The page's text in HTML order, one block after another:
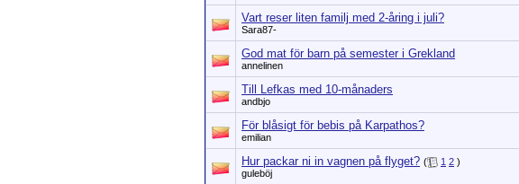
Vart reser liten familj med 2-åring i juli?
Sara87-
God mat för barn på semester i Grekland
annelinen
Till Lefkas med 10-månaders
andbjo
För blåsigt för bebis på Karpathos?
emilian
Hur packar ni in vagnen på flyget? ( 1 2 )
guleböj